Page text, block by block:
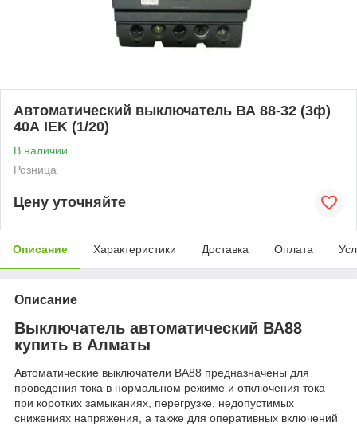
Автоматический выключатель ВА 88-32 (3ф)
40А IEK (1/20)
В наличии
Розница
Цену уточняйте
Описание Характеристики Доставка Оплата
Описание
Выключатель автоматический ВА88
купить в Алматы
Автоматические выключатели ВА88 предназначены для
проведения тока в нормальном режиме и отключения тока
при коротких замыканиях, перегрузке, недопустимых
снижениях напряжения, а также для оперативных включений